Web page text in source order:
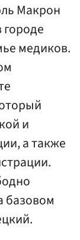
Макрон
городе
медиков.
и
а также
базовом